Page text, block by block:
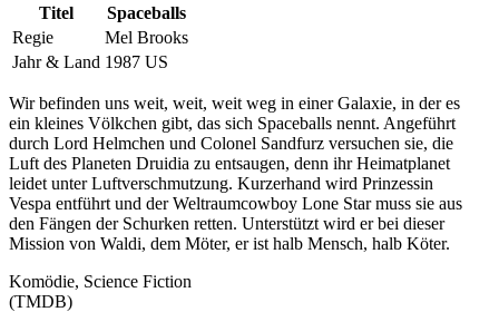
Titel
Spaceballs
Regie
Mel Brooks
Jahr & Land 1987 US
Wir befinden uns weit, weit, weit weg in einer Galaxie, in der es
ein kleines Völkchen gibt, das sich Spaceballs nennt. Angeführt
durch Lord Helmchen und Colonel Sandfurz versuchen sie, die
Luft des Planeten Druidia zu entsaugen, denn ihr Heimatplanet
leidet unter Luftverschmutzung. Kurzerhand wird Prinzessin
Vespa entführt und der Weltraumcowboy Lone Star muss sie aus
den Fängen der Schurken retten. Unterstützt wird er bei dieser
Mission von Waldi, dem Möter, er ist halb Mensch, halb Köter.
Komödie, Science Fiction
(TMDB)